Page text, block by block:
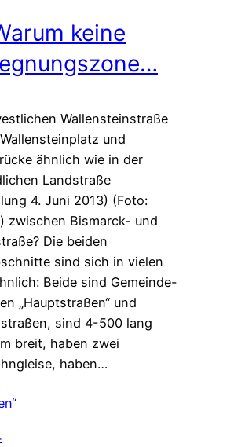
keine
Wallensteinstraße
und
ähnlich wie in der
Landstraße
4. Juni 2013) (Foto:
zwischen Bismarck- und
Die beiden
sind sich in vielen
Beide sind Gemeinde-
„Hauptstraßen“ und
sind 4-500 lang
breit, haben zwei
haben…